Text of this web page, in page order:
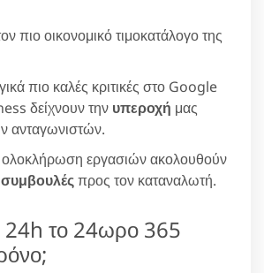
πιο οικονομικό τιμοκατάλογο της
πιο καλές κριτικές στο Google
δείχνουν την υπεροχή μας
ανταγωνιστών.
ολοκλήρωση εργασιών ακολουθούν
προς τον καταναλωτή.
24h το 24ωρο 365